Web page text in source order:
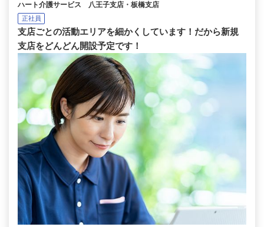
ハート介護サービス 八王子支店・板橋支店
正社員
支店ごとの活動エリアを細かくしています！だから新規
支店をどんどん開設予定です！